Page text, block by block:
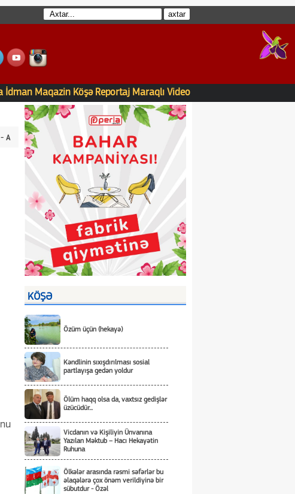
İdman Maqazin Köşə Reportaj Maraqlı Video
- A
KÖŞƏ
Özüm üçün (hekayə)
Kəndlinin sıxışdırılması sosial
partlayışa gedən yoldur
Ölüm haqq olsa da, vaxtsız gedişlər
üzücüdür...
Vicdanın və Kişiliyin Ünvanına
Yazılan Məktub – Hacı Hekayətin
Ruhuna
Ölkələr arasında rəsmi səfərlər bu
əlaqələrə çox önəm verildiyinə bir
sübutdur - Özəl